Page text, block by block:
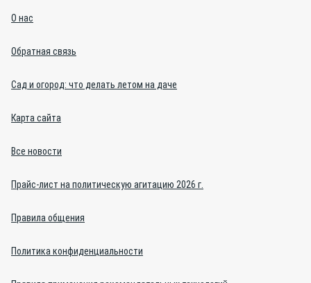
О нас
Обратная связь
Сад и огород: что делать летом на даче
Карта сайта
Все новости
Прайс-лист на политическую агитацию 2026 г.
Правила общения
Политика конфиденциальности